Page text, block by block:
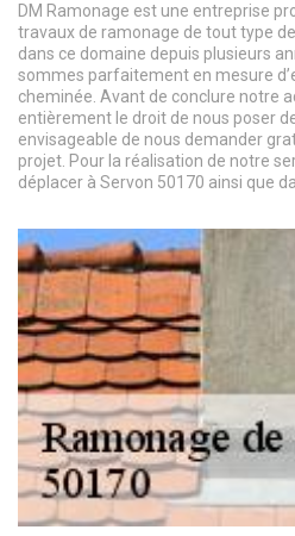
DM Ramonage est une entreprise
travaux de ramonage de tout type
dans ce domaine depuis plusieurs
sommes parfaitement en mesure
cheminée. Avant de conclure notre
entièrement le droit de nous poser
envisageable de nous demander
projet. Pour la réalisation de notre
déplacer à Servon 50170 ainsi que